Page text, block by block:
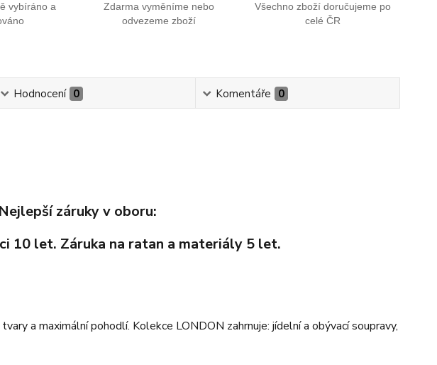
vybíráno a
Zdarma vyměníme nebo
odvezeme zboží
Všechno zboží doručujeme po
celé ČR
Hodnocení 0 Komentáře 0
Nejlepší záruky v oboru:
10 let. Záruka na ratan a materiály 5 let.
a maximální pohodlí. Kolekce LONDON zahrnuje: jídelní a obývací soupravy,